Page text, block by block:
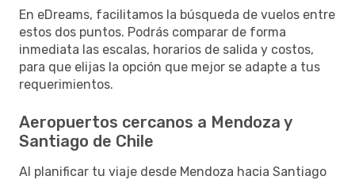
En eDreams, facilitamos la búsqueda de vuelos entre
estos dos puntos. Podrás comparar de forma
inmediata las escalas, horarios de salida y costos,
para que elijas la opción que mejor se adapte a tus
requerimientos.
Aeropuertos cercanos a Mendoza y
Santiago de Chile
Al planificar tu viaje desde Mendoza hacia Santiago